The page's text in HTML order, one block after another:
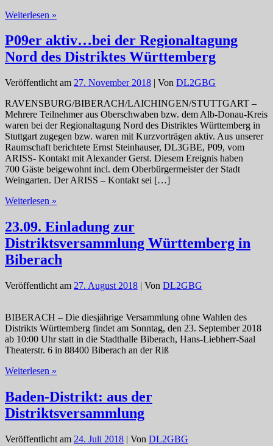
Weiterlesen »
zum
6.
Ottobeurer
am
P09er aktiv…bei der Regionaltagung
Nord des Distriktes Württemberg
Veröffentlicht am 27. November 2018 | Von DL2GBG
RAVENSBURG/BIBERACH/LAICHINGEN/STUTTGART –
Mehrere Teilnehmer aus Oberschwaben bzw. dem Alb-Donau-Kreis
waren bei der Regionaltagung Nord des Distriktes Württemberg in
Stuttgart zugegen bzw. waren mit Kurzvorträgen aktiv. Aus unserer
Raumschaft berichtete Ernst Steinhauser, DL3GBE, P09, vom
ARISS- Kontakt mit Alexander Gerst. Diesem Ereignis haben
700 Gäste beigewohnt incl. dem Oberbürgermeister der Stadt
Weingarten. Der ARISS – Kontakt sei […]
Weiterlesen »
bei
der
Regionaltagung
Nord
des
Württemberg
23.09. Einladung zur
Distriktsversammlung Württemberg in
Biberach
Veröffentlicht am 27. August 2018 | Von DL2GBG
BIBERACH – Die diesjährige Versammlung ohne Wahlen des
Distrikts Württemberg findet am Sonntag, den 23. September 2018
ab 10:00 Uhr statt in die Stadthalle Biberach, Hans-Liebherr-Saal
Theaterstr. 6 in 88400 Biberach an der Riß
Weiterlesen »
zur
Distriktsversammlung
Württemberg
Biberach
Baden-Distrikt: aus der
Distriktsversammlung
Veröffentlicht am 24. Juli 2018 | Von DL2GBG